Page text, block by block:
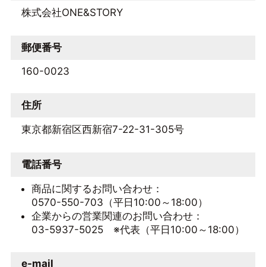
株式会社ONE&STORY
郵便番号
160-0023
住所
東京都新宿区西新宿7-22-31-305号
電話番号
商品に関するお問い合わせ：
0570-550-703（平日10:00～18:00）
企業からの営業関連のお問い合わせ：
03-5937-5025 ※代表（平日10:00～18:00）
e-mail